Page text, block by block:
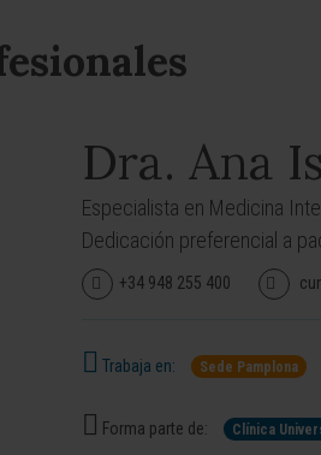
Dra. Ana
Especialista en Medicina
Dedicación preferencial a
+34 948 255 400
Trabaja en: Sede Pamplona
Forma parte de: Clínica